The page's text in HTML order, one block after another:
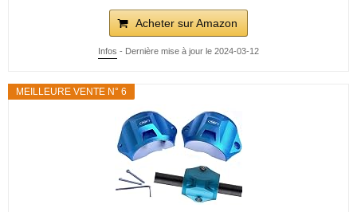
Acheter sur Amazon
Infos - Dernière mise à jour le 2024-03-12
MEILLEURE VENTE N° 6